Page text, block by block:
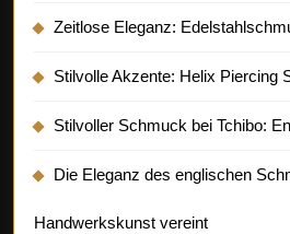
Zeitlose Eleganz:
Stilvolle Akzente: Helix Piercing
Stilvoller Schmuck bei Tchibo:
Die Eleganz des englischen
Handwerkskunst vereint